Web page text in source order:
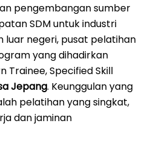
pengembangan sumber
SDM untuk industri
luar negeri, pusat pelatihan
yang dihadirkan
Trainee, Specified Skill
Jepang. Keunggulan yang
pelatihan yang singkat,
dan jaminan